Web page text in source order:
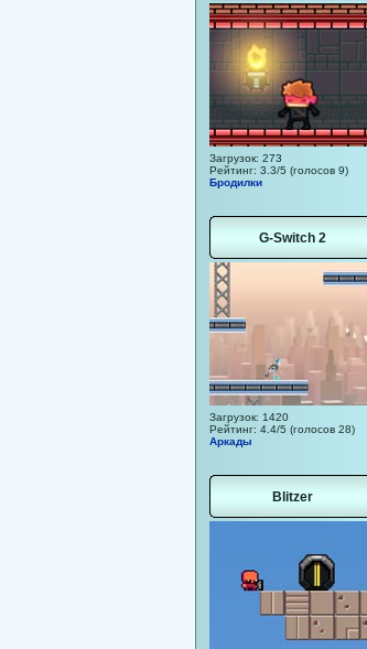
Загрузок: 273
Рейтинг: 3.3/5 (голосов 9)
Бродилки
G-Switch 2
Загрузок: 1420
Рейтинг: 4.4/5 (голосов 28)
Аркады
Blitzer